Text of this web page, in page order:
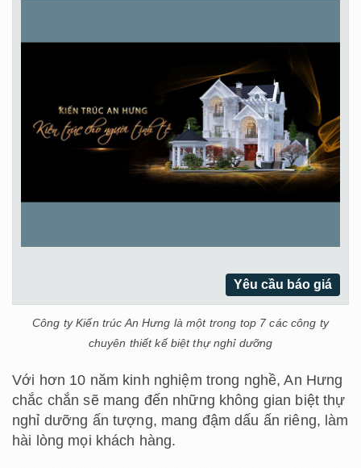
Yêu cầu báo giá
Công ty Kiến trúc An Hưng là một trong top 7 các công ty
chuyên thiết kế biệt thự nghỉ dưỡng
Với hơn 10 năm kinh nghiệm trong nghề, An Hưng
chắc chắn sẽ mang đến những không gian biệt thự
nghỉ dưỡng ấn tượng, mang đậm dấu ấn riêng, làm
hài lòng mọi khách hàng.